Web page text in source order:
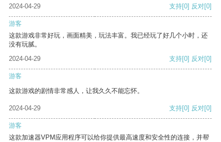
2024-04-29 支持[0] 反对[0]
游客
这款游戏非常好玩，画面精美，玩法丰富。我已经玩了好几个小时，还
没有玩腻。
2024-04-29
支持[0] 反对[0]
游客
这款游戏的剧情非常感人，让我久久不能忘怀。
2024-04-29 支持[0] 反对[0]
游客
这款加速器VPM应用程序可以给你提供最高速度和安全性的连接，并帮